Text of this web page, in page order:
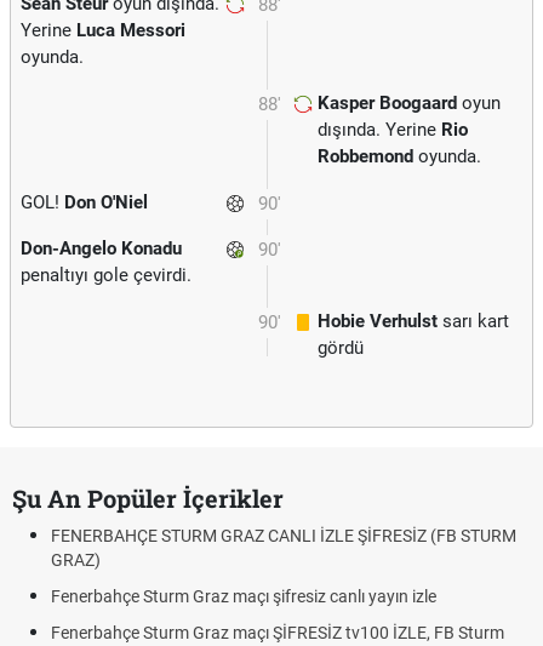
88'
Yerine Luca Messori
oyunda.
88' Kasper Boogaard oyun
dışında. Yerine Rio
Robbemond oyunda.
90'
GOL! Don O'Niel
90'
Don-Angelo Konadu
penaltıyı gole çevirdi.
90' Hobie Verhulst sarı kart
gördü
Şu An Popüler İçerikler
FENERBAHÇE STURM GRAZ CANLI İZLE ŞİFRESİZ (FB STURM
GRAZ)
Fenerbahçe Sturm Graz maçı şifresiz canlı yayın izle
Fenerbahçe Sturm Graz maçı ŞİFRESİZ tv100 İZLE, FB Sturm